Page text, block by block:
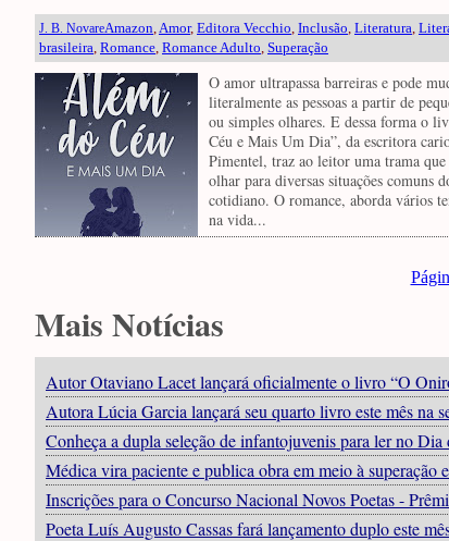
J. B. NovareAmazon Amor, Editora Vecchio Inclusão Literatura
brasileira Romance Romance Adulto Superação
O amor ultrapassa barreiras e pode
literalmente as pessoas a partir de
ou simples olhares. E dessa forma o
Céu e Mais Um Dia”, da escritora
Pimentel, traz ao leitor uma trama que
olhar para diversas situações comuns
cotidiano. O romance, aborda vários
na vida...
Mais Notícias
Autor Otaviano Lacet lançará oficialmente o livro “O
Autora Lúcia Garcia lançará seu quarto livro este mês na
Conheça a dupla seleção de infantojuvenis para ler no
Médica vira paciente e publica obra em meio à superação
Inscrições para o Concurso Nacional Novos Poetas -
Poeta Luís Augusto Cassas fará lançamento duplo este